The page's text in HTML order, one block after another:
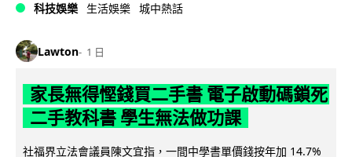
科技娛樂 生活娛樂 城中熱話
Lawton 1 日
家長無得慳錢買二手書 電子啟動碼鎖死
二手教科書 學生無法做功課
社福界立法會議員陳文宜指，一間中學書單價錢按年加 14.7%